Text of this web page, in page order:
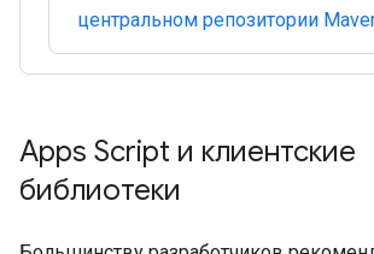
центральном репозитории
Apps Script и клиентские
библиотеки